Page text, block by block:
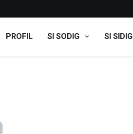
PROFIL SI SODIG SI SIDIG